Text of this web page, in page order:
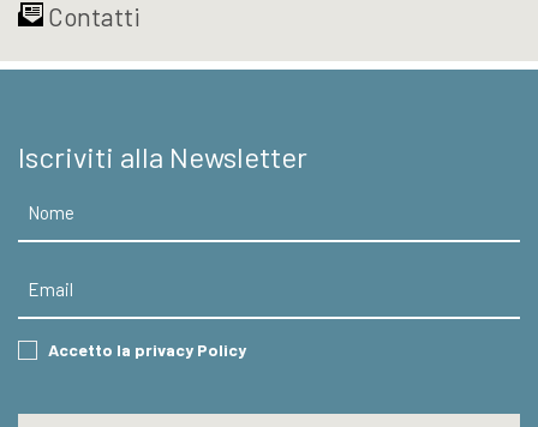
Contatti
Iscriviti alla Newsletter
Consent
Accetto la privacy Policy